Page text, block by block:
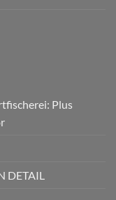
Plus
DETAIL